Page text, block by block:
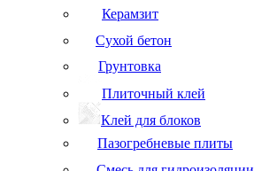
Керамзит
Сухой бетон
Грунтовка
Плиточный клей
Клей для блоков
Пазогребневые плиты